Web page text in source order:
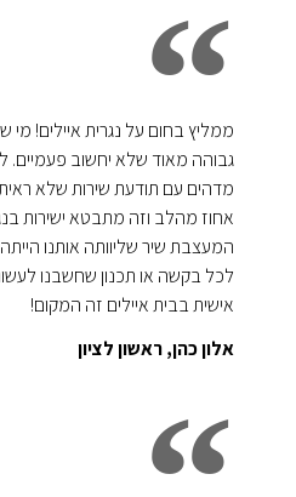
ממליץ בחום על נגרית איילים!
גבוהה מאוד שלא יחשוב פעמיים.
מדהים עם תודעת שירות שלא
אחוז מהלב וזה מתבטא ישירות
המעצבת שיר שליוותה אותנו
לכל בקשה או תכנון שחשבנו
אישית בבית איילים זה המקום!
אלון כהן, ראשון לציון